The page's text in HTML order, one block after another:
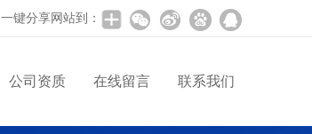
一键分享网站到：
公司资质 在线留言 联系我们